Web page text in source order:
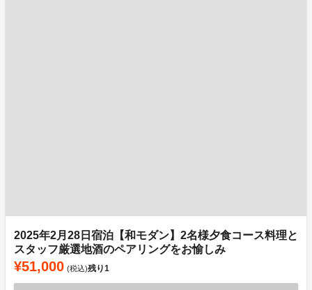
2025年2月28日宿泊【和モダン】2名様夕食コース料理と
スタッフ厳選地酒のペアリングをお愉しみ
¥51,000 (税込)残り1